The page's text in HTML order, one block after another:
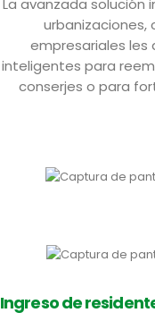
La avanzada solución
urbanizaciones,
empresariales les
inteligentes para
conserjes o para
Ingreso de